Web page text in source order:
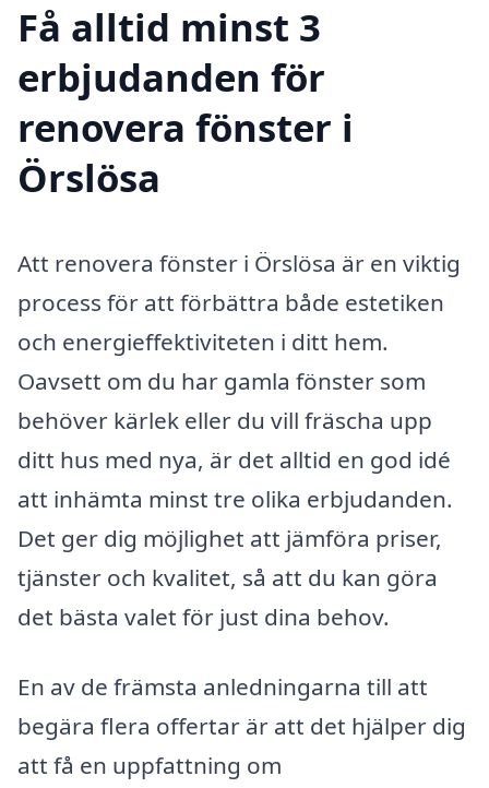
Få alltid minst 3
erbjudanden för
renovera fönster i
Örslösa
Att renovera fönster i Örslösa är en viktig
process för att förbättra både estetiken
och energieffektiviteten i ditt hem.
Oavsett om du har gamla fönster som
behöver kärlek eller du vill fräscha upp
ditt hus med nya, är det alltid en god idé
att inhämta minst tre olika erbjudanden.
Det ger dig möjlighet att jämföra priser,
tjänster och kvalitet, så att du kan göra
det bästa valet för just dina behov.
En av de främsta anledningarna till att
begära flera offertar är att det hjälper dig
att få en uppfattning om